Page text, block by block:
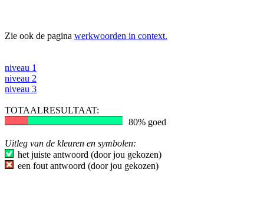
Zie ook de pagina werkwoorden in context.
niveau 1
niveau 2
niveau 3
TOTAALRESULTAAT:
80% goed
Uitleg van de kleuren en symbolen:
het juiste antwoord (door jou gekozen)
een fout antwoord (door jou gekozen)